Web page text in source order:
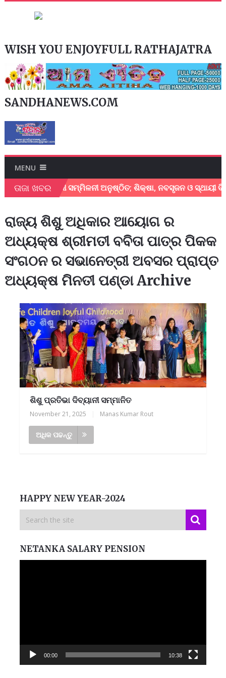
WISH YOU ENJOYFULL RATHAJATRA
SANDHANEWS.COM
MENU
ତାଜା ଖବର
ଶିକ୍ଷାମନ୍ତ୍ରୀ ସମ୍ମିଳନୀ ଅନୁଷ୍ଠିତ; ଶିକ୍ଷା, ନବସୃଜନ ଓ ସ୍ଥାୟୀ
ରାଜ୍ୟ ଶିଶୁ ଅଧିକାର ଆୟୋଗ ର
ଅଧ୍ୟକ୍ଷ ଶ୍ରୀମତୀ ବବିତା ପାତ୍ର ପିକକ
ସଂଗଠନ ର ସଭାନେତ୍ରୀ ଅବସର ପ୍ରାପ୍ତ
ଅଧ୍ୟକ୍ଷ ମିନତୀ ପଣ୍ଡା Archive
ଶିଶୁ ପ୍ରତିଭା ଦିବ୍ୟାନୀ ସମ୍ମାନିତ
November 21, 2025 Manas Kumar Rout
ଅଧିକ ପଢନ୍ତୁ
HAPPY NEW YEAR-2024
NETANKA SALARY PENSION
00:00 10:38